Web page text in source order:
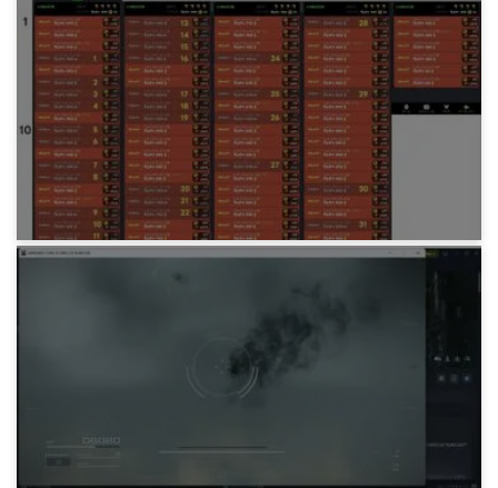
ゲーム
Splatoon3 シェケナダム・カンスト
1年前
Splatoon3 トキシラズ・カンスト